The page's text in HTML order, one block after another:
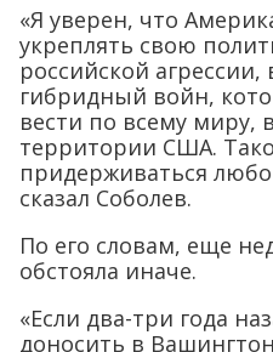
«Я уверен, что
укреплять свою
российской
гибридный войн,
вести по всему миру,
территории США.
придерживаться
сказал Соболев.
По его словам, еще
обстояла иначе.
«Если два-три года
доносить в